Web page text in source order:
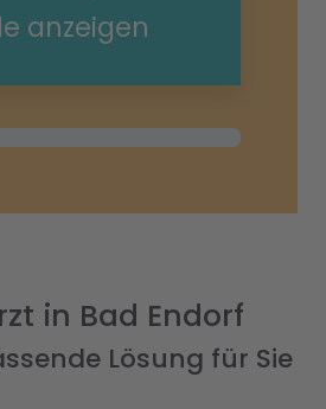
anzeigen
in Bad Endorf
Lösung für Sie